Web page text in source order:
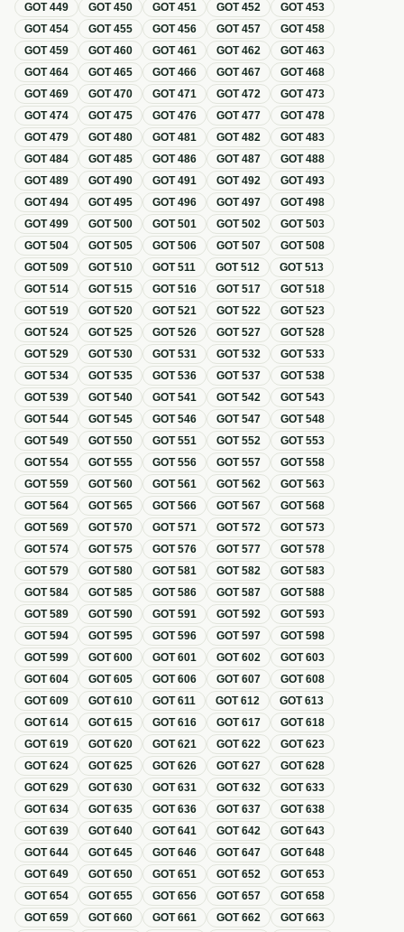
GOT449 GOT450 GOT451 GOT452 GOT453
GOT454 GOT455 GOT456 GOT457 GOT458
GOT459 GOT460 GOT461 GOT462 GOT463
GOT464 GOT465 GOT466 GOT467 GOT468
GOT469 GOT470 GOT471 GOT472 GOT473
GOT474 GOT475 GOT476 GOT477 GOT478
GOT479 GOT480 GOT481 GOT482 GOT483
GOT484 GOT485 GOT486 GOT487 GOT488
GOT489 GOT490 GOT491 GOT492 GOT493
GOT494 GOT495 GOT496 GOT497 GOT498
GOT499 GOT500 GOT501 GOT502 GOT503
GOT504 GOT505 GOT506 GOT507 GOT508
GOT509 GOT510 GOT511 GOT512 GOT513
GOT514 GOT515 GOT516 GOT517 GOT518
GOT519 GOT520 GOT521 GOT522 GOT523
GOT524 GOT525 GOT526 GOT527 GOT528
GOT529 GOT530 GOT531 GOT532 GOT533
GOT534 GOT535 GOT536 GOT537 GOT538
GOT539 GOT540 GOT541 GOT542 GOT543
GOT544 GOT545 GOT546 GOT547 GOT548
GOT549 GOT550 GOT551 GOT552 GOT553
GOT554 GOT555 GOT556 GOT557 GOT558
GOT559 GOT560 GOT561 GOT562 GOT563
GOT564 GOT565 GOT566 GOT567 GOT568
GOT569 GOT570 GOT571 GOT572 GOT573
GOT574 GOT575 GOT576 GOT577 GOT578
GOT579 GOT580 GOT581 GOT582 GOT583
GOT584 GOT585 GOT586 GOT587 GOT588
GOT589 GOT590 GOT591 GOT592 GOT593
GOT594 GOT595 GOT596 GOT597 GOT598
GOT599 GOT600 GOT601 GOT602 GOT603
GOT604 GOT605 GOT606 GOT607 GOT608
GOT609 GOT610 GOT611 GOT612 GOT613
GOT614 GOT615 GOT616 GOT617 GOT618
GOT619 GOT620 GOT621 GOT622 GOT623
GOT624 GOT625 GOT626 GOT627 GOT628
GOT629 GOT630 GOT631 GOT632 GOT633
GOT634 GOT635 GOT636 GOT637 GOT638
GOT639 GOT640 GOT641 GOT642 GOT643
GOT644 GOT645 GOT646 GOT647 GOT648
GOT649 GOT650 GOT651 GOT652 GOT653
GOT654 GOT655 GOT656 GOT657 GOT658
GOT659 GOT660 GOT661 GOT662 GOT663